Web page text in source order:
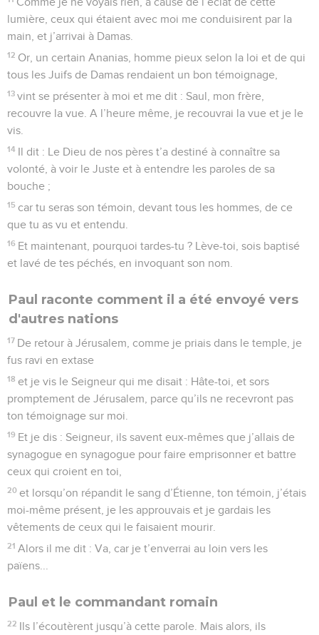
lumière, ceux qui étaient avec moi me conduisirent par la
main, et j’arrivai à Damas.
12 Or, un certain Ananias, homme pieux selon la loi et de qui
tous les Juifs de Damas rendaient un bon témoignage,
13 vint se présenter à moi et me dit : Saul, mon frère,
recouvre la vue. A l’heure même, je recouvrai la vue et je le
vis.
14 Il dit : Le Dieu de nos pères t’a destiné à connaître sa
volonté, à voir le Juste et à entendre les paroles de sa
bouche ;
15 car tu seras son témoin, devant tous les hommes, de ce
que tu as vu et entendu.
16 Et maintenant, pourquoi tardes-tu ? Lève-toi, sois baptisé
et lavé de tes péchés, en invoquant son nom.
Paul raconte comment il a été envoyé vers
d'autres nations
17 De retour à Jérusalem, comme je priais dans le temple, je
fus ravi en extase
18 et je vis le Seigneur qui me disait : Hâte-toi, et sors
promptement de Jérusalem, parce qu’ils ne recevront pas
ton témoignage sur moi.
19 Et je dis : Seigneur, ils savent eux-mêmes que j’allais de
synagogue en synagogue pour faire emprisonner et battre
ceux qui croient en toi,
20 et lorsqu’on répandit le sang d’Étienne, ton témoin, j’étais
moi-même présent, je les approuvais et je gardais les
vêtements de ceux qui le faisaient mourir.
21 Alors il me dit : Va, car je t’enverrai au loin vers les
païens...
Paul et le commandant romain
22 Ils l’écoutèrent jusqu’à cette parole. Mais alors, ils